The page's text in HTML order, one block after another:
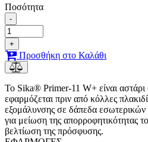
Ποσότητα
-
+
Προσθήκη στο Καλάθι
Το Sika® Primer-11 W+ είναι αστάρι
εφαρμόζεται πριν από κόλλες
εξομάλυνσης σε δάπεδα
για μείωση της απορροφητικότητας
βελτίωση της πρόσφυσης.